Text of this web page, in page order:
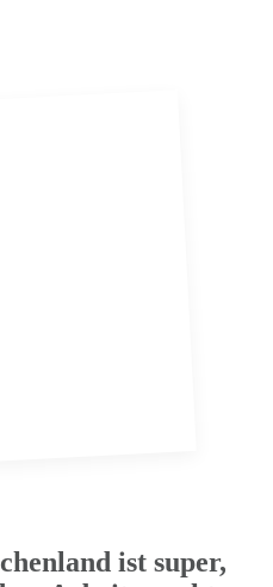
ist super,